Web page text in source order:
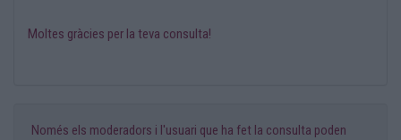
Moltes gràcies per la teva consulta!
Només els moderadors i l'usuari que ha fet la consulta poden